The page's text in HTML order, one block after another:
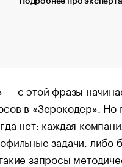
— с этой фразы
в «Зерокодер». Но
нет: каждая
задачи, либо
запросы